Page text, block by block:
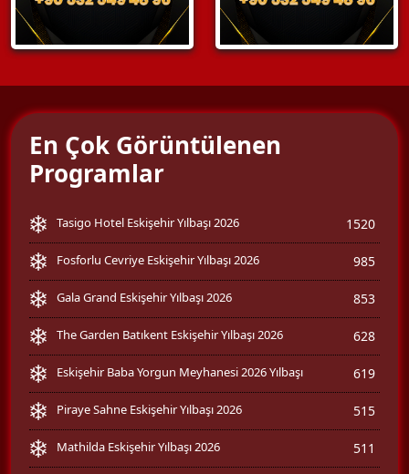
En Çok Görüntülenen
Programlar
Tasigo Hotel Eskişehir Yılbaşı 2026 1520
Fosforlu Cevriye Eskişehir Yılbaşı 2026 985
Gala Grand Eskişehir Yılbaşı 2026 853
The Garden Batıkent Eskişehir Yılbaşı 2026 628
Eskişehir Baba Yorgun Meyhanesi 2026 Yılbaşı 619
Piraye Sahne Eskişehir Yılbaşı 2026 515
Mathilda Eskişehir Yılbaşı 2026 511